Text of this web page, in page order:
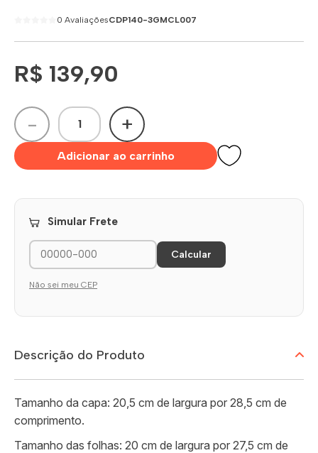
0 AvaliaçõesCDP140-3GMCL007
R$ 139,90
- +
Adicionar ao carrinho
Simular Frete
Calcular
Não sei meu CEP
Descrição do Produto
Tamanho da capa: 20,5 cm de largura por 28,5 cm de
comprimento.
Tamanho das folhas: 20 cm de largura por 27,5 cm de